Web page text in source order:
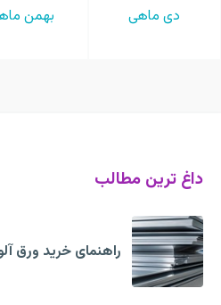
دی ماهی بهمن
داغ ترین مطالب
راهنمای خرید ورق